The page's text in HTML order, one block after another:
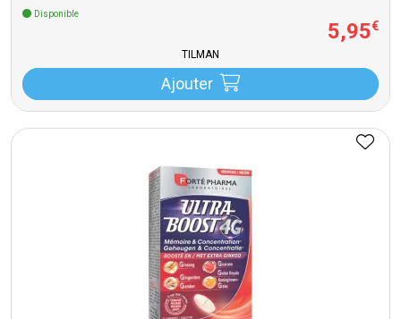
Disponible
5,95€
TILMAN
Ajouter